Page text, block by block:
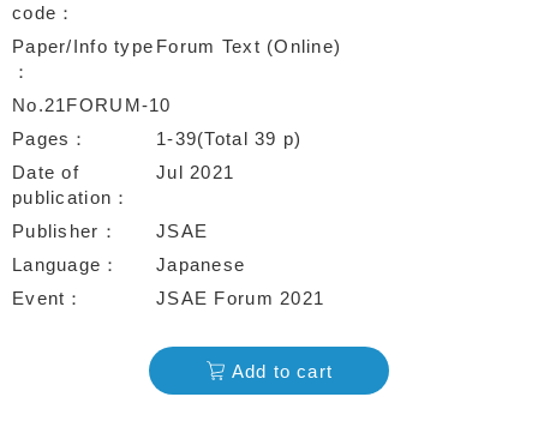
code
Paper/Info type Forum Text (Online)
No.21FORUM-10
Pages
1-39(Total 39 p)
Date of
publication
Jul 2021
Publisher
JSAE
Language
Japanese
Event
JSAE Forum 2021
Add to cart